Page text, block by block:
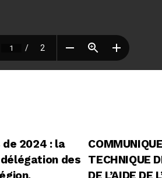
TECHNIQUE
2024 : la
délégation des